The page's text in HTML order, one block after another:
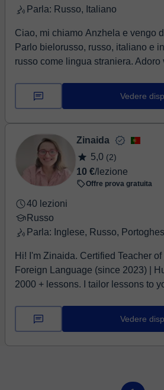
that the best results come when
practical tools and strategies you
lessons as well. I am particularly well suited to work with
Russian-speaking students and
languages. As a native Russian
Slavic Studies, I understand the
Slavic-language speakers face
can identify common patterns of
occur, and help students avoid
habits.
Parla: Russo, Italiano
Ciao, mi chiamo Anzhela e vengo
Parlo bielorusso, russo, italiano e
russo come lingua straniera. Adoro
Vedere
Zinaida
5,0 (2)
10 €/lezione
Offre prova gratuita
40 lezioni
Russo
Parla: Inglese, Russo,
Hi! I'm Zinaida. Certified Teacher of Russian as a
Foreign Language (since 2023) |
2000 + lessons. I tailor lessons to your level and goals.
grammar, vocabulary, and practical
intermediate level (B1+|B2), we
lessons and patient support, I will
Vedere